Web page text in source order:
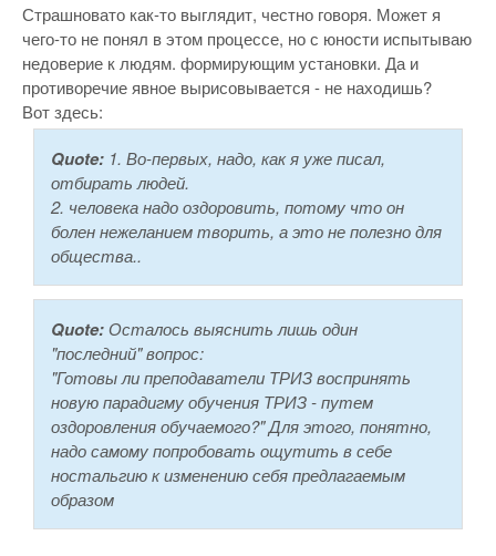
Страшновато как-то выглядит, честно говоря. Может я
чего-то не понял в этом процессе, но с юности испытываю
недоверие к людям. формирующим установки. Да и
противоречие явное вырисовывается - не находишь?
Вот здесь:
Quote: 1. Во-первых, надо, как я уже писал,
отбирать людей.
2. человека надо оздоровить, потому что он
болен нежеланием творить, а это не полезно для
общества..
Quote:Осталось выяснить лишь один
"последний" вопрос:
"Готовы ли преподаватели ТРИЗ воспринять
новую парадигму обучения ТРИЗ - путем
оздоровления обучаемого?" Для этого, понятно,
надо самому попробовать ощутить в себе
ностальгию к изменению себя предлагаемым
образом